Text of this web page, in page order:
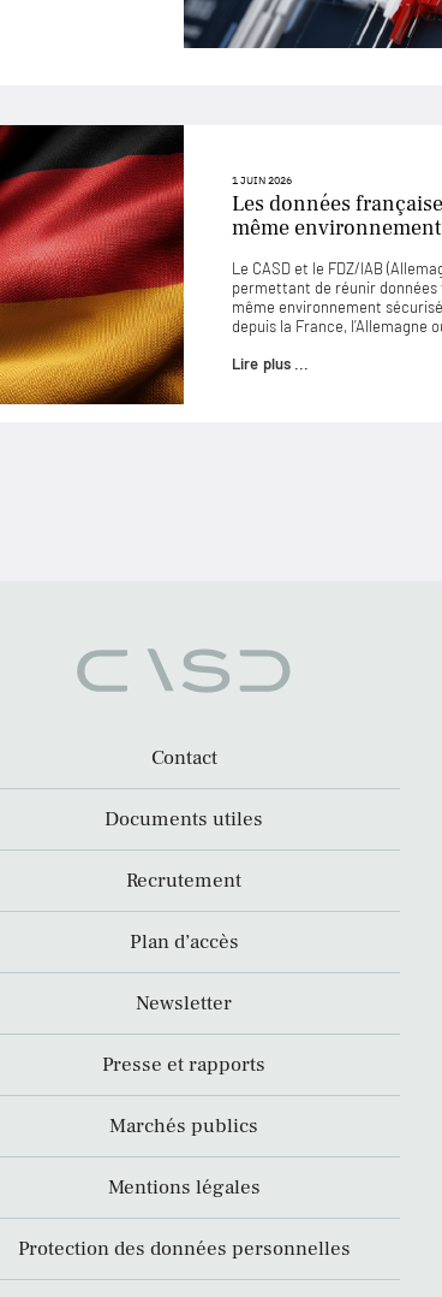
1 JUIN 2026
Les données
même
Le CASD et le FDZ/IAB
permettant de réunir
même environnement
depuis la France, l’Allemagne
Lire plus ...
Contact
Documents utiles
Recrutement
Plan d’accès
Newsletter
Presse et rapports
Marchés publics
Mentions légales
Protection des données personnelles